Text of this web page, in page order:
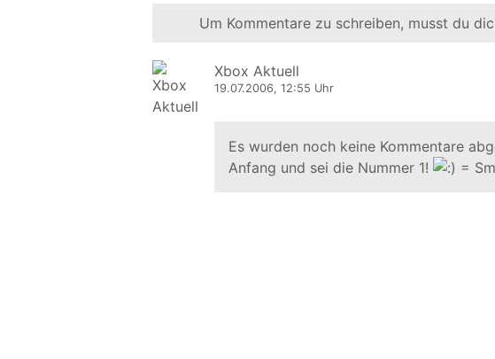
Um Kommentare zu schreiben, musst du
Xbox Aktuell
19.07.2006, 12:55 Uhr
Es wurden noch keine Kommentare
Anfang und sei die Nummer 1!